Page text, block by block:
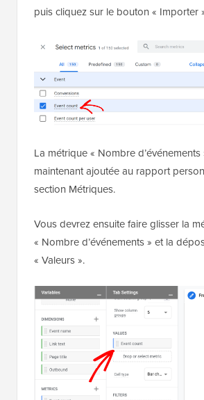
personnalisé.
Sélectionnez simplement « Nombre
La métrique « Nombre d’événements
maintenant ajoutée au rapport
section Métriques.
« Nombre d’événements » et la